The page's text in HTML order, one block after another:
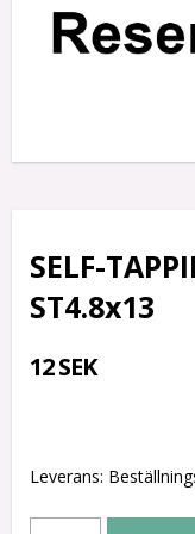
SELF-
ST4.8x13
12 SEK
Leverans: